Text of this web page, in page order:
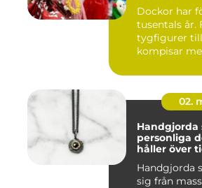
Dockor har
tusentals år.
tygfigurer
kompisar
02.
Handgjorda
personliga
håller över
Handgjorda
sig från